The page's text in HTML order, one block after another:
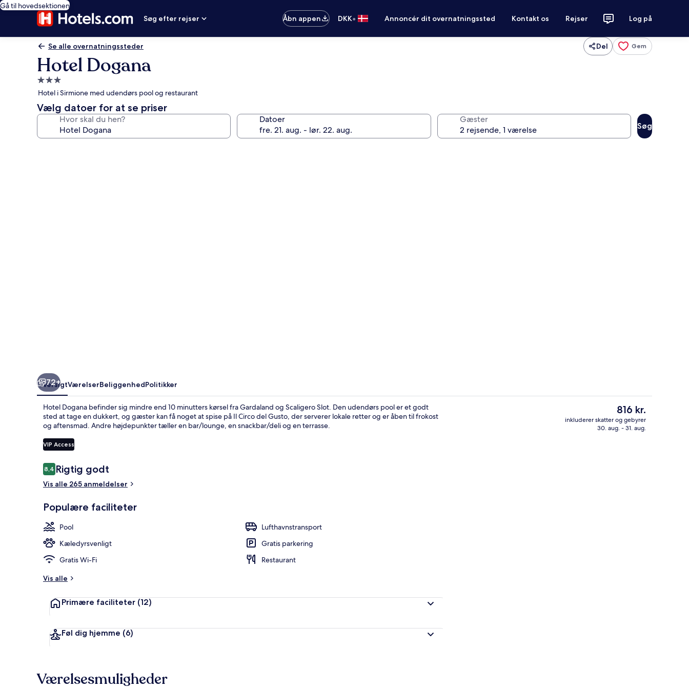
Gå til hovedsektionen
Søg efter rejser
Åbn appen DKK• Annoncér dit overnatningssted Kontakt os Rejser Log på
Se alle overnatningssteder Del Gem
Hotel Dogana
3.0-
stjernet
overnatningssted
Hotel i Sirmione med udendørs pool og restaurant
Vælg datoer for at se priser
Hvor skal du hen? Datoer Gæster
Søg
Standard-dobbeltværelse | Dundyner, skrivebord, lydisolering, gratis Wi-Fi
Morgenmadsbuffet
72+
OversigtVærelserBeliggenhedPolitikker
Hotel Dogana befinder sig mindre end 10 minutters kørsel fra Gardaland og Scaligero Slot. Den udendørs pool er et godt
sted at tage en dukkert, og gæster kan få noget at spise på Il Circo del Gusto, der serverer lokale retter og er åben til frokost
og aftensmad. Andre højdepunkter tæller en bar/lounge, en snackbar/deli og en terrasse.
VIP Access
Anmeldelser
8,48,4 ud af 10.
Rigtig godt
Vis alle 265 anmeldelser
Populære faciliteter
Pool
Lufthavnstransport
Kæledyrsvenligt
Gratis parkering
Gratis Wi-Fi
Restaurant
Vis alle
Primære faciliteter (12)
Føl dig hjemme (6)
Den
nuværende
pris
816 kr.
inkluderer skatter og gebyrer
30. aug. - 31. aug.
Værelsesmuligheder